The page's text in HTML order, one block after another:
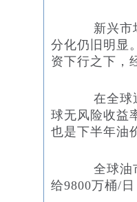
新兴市场
分化仍旧明显
资下行之下，
在全球通
球无风险收益
也是下半年油
全球油市
给9800万桶/